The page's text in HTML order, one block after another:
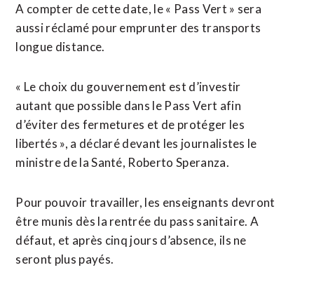
A compter de cette date, le « Pass Vert » sera
aussi réclamé pour emprunter des transports
longue distance.
« Le choix du gouvernement est d’investir
autant que possible dans le Pass Vert afin
d’éviter des fermetures et de protéger les
libertés », a déclaré devant les journalistes le
ministre de la Santé, Roberto Speranza.
Pour pouvoir travailler, les enseignants devront
être munis dès la rentrée du pass sanitaire. A
défaut, et après cinq jours d’absence, ils ne
seront plus payés.